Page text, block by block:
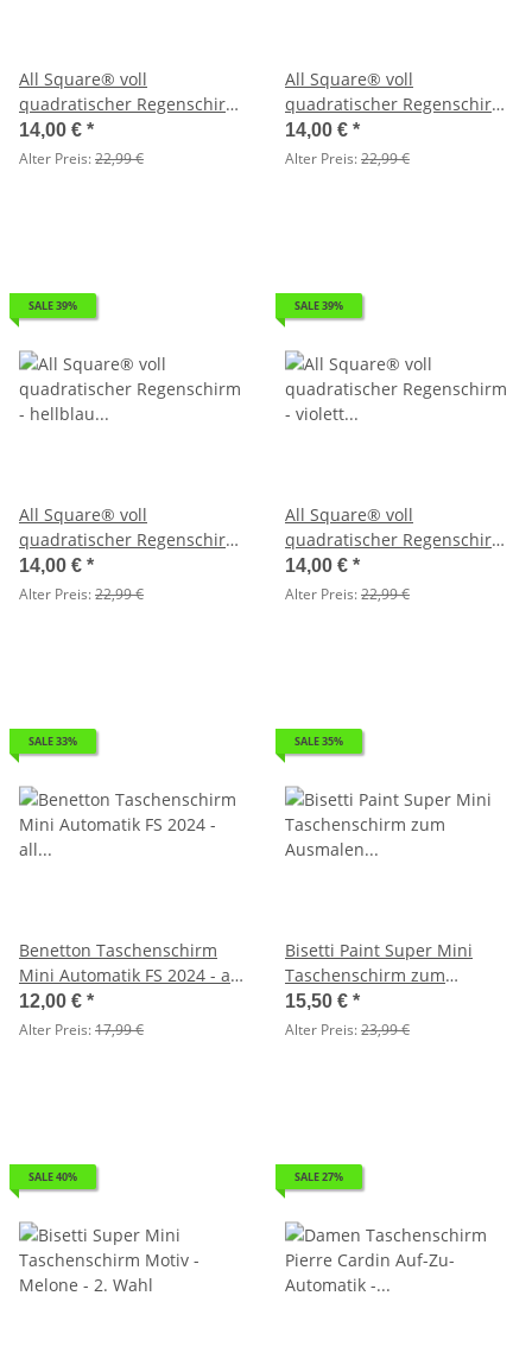
All Square® voll
quadratischer Regenschirm
- gelb - 2. Wahl
14,00 € *
Alter Preis:22,99 €
All Square® voll
quadratischer Regenschirm
- grün - 2. Wahl
14,00 € *
Alter Preis:22,99 €
SALE 39%
All Square® voll
quadratischer Regenschirm
- hellblau - 2. Wahl
14,00 € *
Alter Preis:22,99 €
SALE 39%
All Square® voll
quadratischer Regenschirm
14,00 € *
Alter Preis:22,99 €
SALE 33%
Benetton Taschenschirm
Mini Automatik FS 2024 - all
aboard - 2. Wahl
12,00 € *
Alter Preis:17,99 €
SALE 35%
Bisetti Paint Super Mini
Taschenschirm zum
Ausmalen Floral - rot - 2.
Wahl
15,50 € *
Alter Preis:23,99 €
SALE 40% SALE 27%